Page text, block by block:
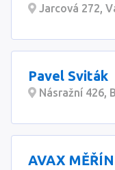
Jarcová 272,
Pavel Sviták
Násražní 426,
AVAX